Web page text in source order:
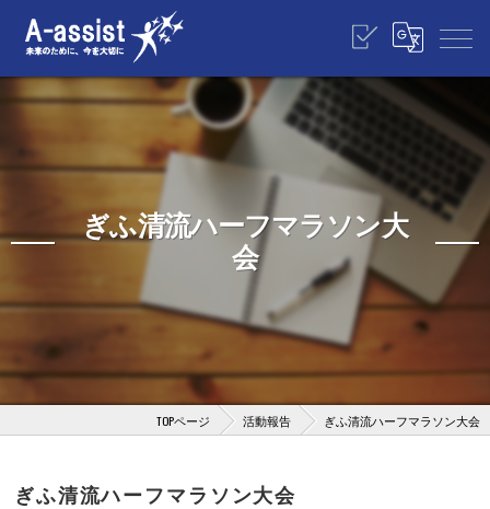
ぎふ清流ハーフマラソン大
会
TOPページ 活動報告 ぎふ清流ハーフマラソン大会
ぎふ清流ハーフマラソン大会